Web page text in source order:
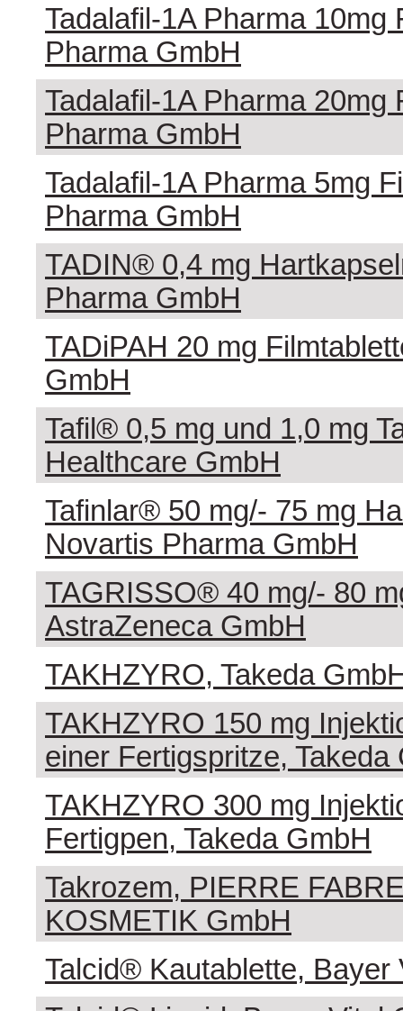
Tadalafil-1A Pharma 10mg
Pharma GmbH
Tadalafil-1A Pharma 20mg
Pharma GmbH
Tadalafil-1A Pharma 5mg
Pharma GmbH
TADIN® 0,4 mg
Pharma GmbH
TADiPAH 20 mg
GmbH
Tafil® 0,5 mg und 1,0 mg
Healthcare GmbH
Tafinlar® 50 mg/- 75 mg
Novartis Pharma GmbH
TAGRISSO® 40 mg/- 80
AstraZeneca GmbH
TAKHZYRO, Takeda
TAKHZYRO 150 mg
einer Fertigspritze, Takeda
TAKHZYRO 300 mg
Fertigpen, Takeda GmbH
Takrozem, PIERRE
KOSMETIK GmbH
Talcid® Kautablette, Bayer